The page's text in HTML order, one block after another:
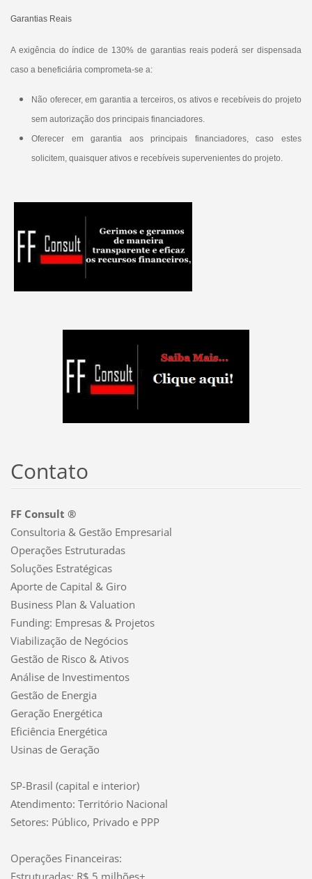
Garantias Reais
A exigência do índice de 130% de garantias reais poderá ser dispensada
caso a beneficiária comprometa-se a:
Não oferecer, em garantia a terceiros, os ativos e recebíveis do projeto
sem autorização dos principais financiadores.
Oferecer em garantia aos principais financiadores, caso estes
solicitem, quaisquer ativos e recebíveis supervenientes do projeto.
Contato
FF Consult ®
Consultoria & Gestão Empresarial
Operações Estruturadas
Soluções Estratégicas
Aporte de Capital & Giro
Business Plan & Valuation
Funding: Empresas & Projetos
Viabilização de Negócios
Gestão de Risco & Ativos
Análise de Investimentos
Gestão de Energia
Geração Energética
Eficiência Energética
Usinas de Geração
SP-Brasil (capital e interior)
Atendimento: Território Nacional
Setores: Público, Privado e PPP
Operações Financeiras:
Estruturadas: R$ 5 milhões+